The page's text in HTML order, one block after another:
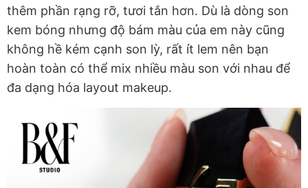
thêm phần rạng rỡ, tươi tắn hơn. Dù là dòng son
kem bóng nhưng độ bám màu của em này cũng
không hề kém cạnh son lỳ, rất ít lem nên bạn
hoàn toàn có thể mix nhiều màu son với nhau để
đa dạng hóa layout makeup.